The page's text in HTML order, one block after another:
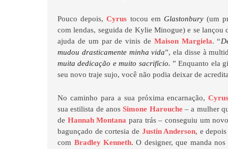
Pouco depois,Cyrus tocou em Glastonbury(um
com lendas, seguida de Kylie Minogue) e se lançou
ajuda de um par de vinis de Maison Margiela. “
mudou drasticamente minha vida”, ela disse à
muita dedicação e muito sacrifício. ” Enquanto ela
seu novo traje sujo, você não podia deixar de
No caminho para a sua próxima encarnação,
sua estilista de anosSimone Harouche– a mulher
de Hannah Montana para trás – conseguiu um
bagunçado de cortesia de Justin Anderson, e
com Bradley Kenneth. O designer, que manda